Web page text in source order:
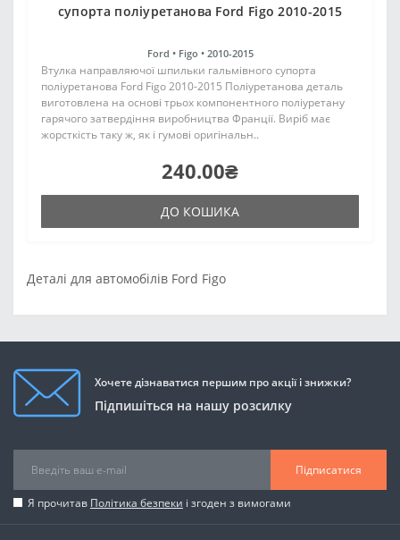
супорта поліуретанова Ford Figo 2010-2015
Ford • Figo • 2010-2015
Втулка направляючої шпильки гальмівного супорта
поліуретанова Ford Figo 2010-2015 Поліуретанова деталь
виготовлена на основі трьох компонентного поліуретану
гарячого затвердіння виробництва Франції. Виріб має
жорсткість таку ж, як і гумові оригінальн..
240.00₴
ДО КОШИКА
Деталі для автомобілів Ford Figo
Хочете дізнаватися першим про акції і знижки?
Підпишіться на нашу розсилку
Підписатися
Я прочитав Політика безпеки і згоден з вимогами